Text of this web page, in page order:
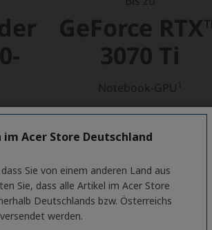
Acer Store Deutschland
Sie von einem anderen Land aus
Sie, dass alle Artikel im Acer Store
Deutschlands bzw. Österreichs
versendet werden.